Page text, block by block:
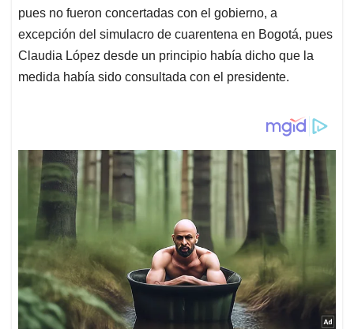
pues no fueron concertadas con el gobierno, a
excepción del simulacro de cuarentena en Bogotá, pues
Claudia López desde un principio había dicho que la
medida había sido consultada con el presidente.